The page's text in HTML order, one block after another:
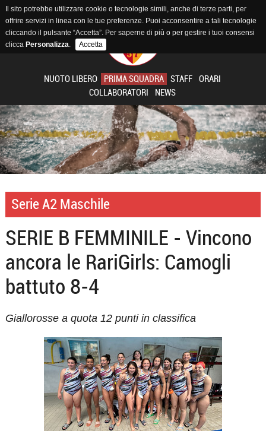
NUOTO LIBERO PRIMA SQUADRA STAFF
ORARI
COLLABORATORI
NEWS
Serie A2 Maschile
SERIE B FEMMINILE - Vincono
ancora le RariGirls: Camogli
battuto 8-4
Giallorosse a quota 12 punti in classifica
Il sito potrebbe utilizzare cookie o tecnologie simili, anche di terze parti, per
offrire servizi in linea con le tue preferenze. Puoi acconsentire a tali tecnologie
cliccando il pulsante “Accetta”. Per saperne di più o per gestire i tuoi consensi
clicca Personalizza. Accetta